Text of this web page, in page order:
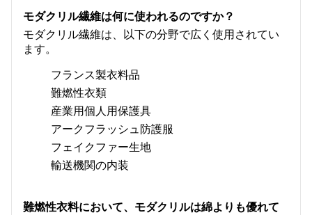
モダクリル繊維は何に使われるのですか？
モダクリル繊維は、以下の分野で広く使用されてい
ます。
フランス製衣料品
難燃性衣類
産業用個人用保護具
アークフラッシュ防護服
フェイクファー生地
輸送機関の内装
難燃性衣料において、モダクリルは綿よりも優れて